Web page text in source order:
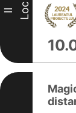
II Loc